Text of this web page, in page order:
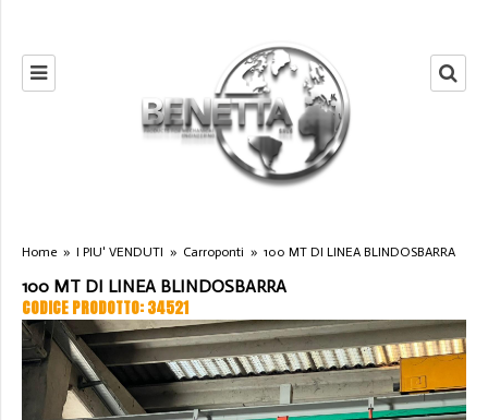
Home » I PIU' VENDUTI » Carroponti » 100 MT DI LINEA BLINDOSBARRA
100 MT DI LINEA BLINDOSBARRA
CODICE PRODOTTO: 34521